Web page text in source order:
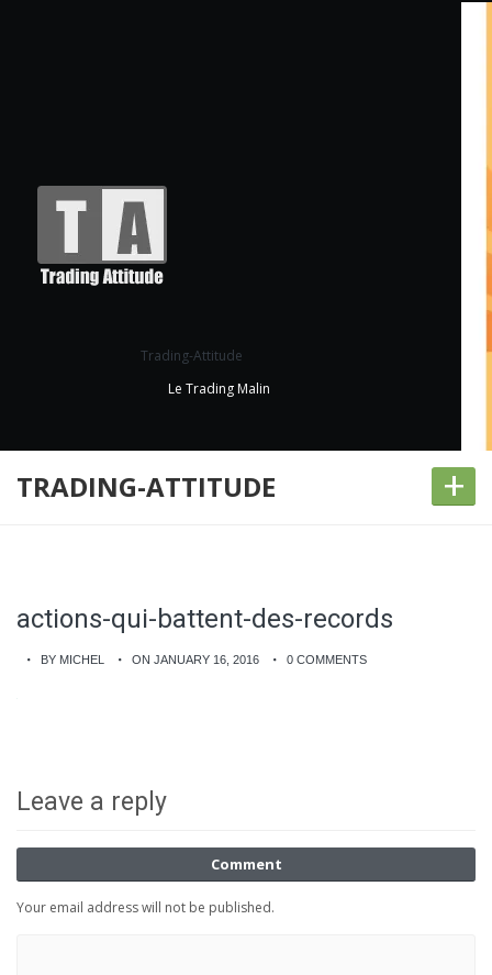
Trading-Attitude
Le Trading Malin
TRADING-ATTITUDE +
actions-qui-battent-des-records
BY MICHEL ON JANUARY 16, 2016 0 COMMENTS
Leave a reply
Comment
Your email address will not be published.